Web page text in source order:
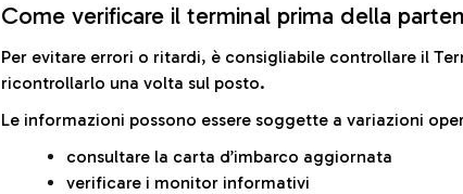
Come verificare il terminal prima della
Per evitare errori o ritardi, è consigliabile controllare il
ricontrollarlo una volta sul posto.
Le informazioni possono essere soggette a variazioni
consultare la carta d’imbarco aggiornata
verificare i monitor informativi